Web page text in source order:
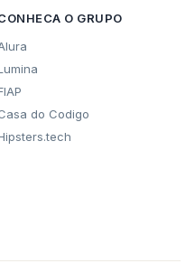
O GRUPO
do Codigo